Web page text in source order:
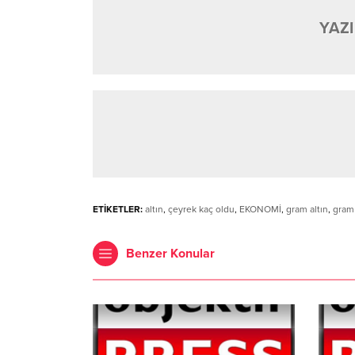
ETİKETLER: altın, çeyrek kaç oldu, EKONOMİ, gram altın,
Benzer Konular